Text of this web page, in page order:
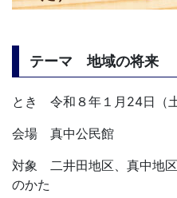
テーマ 地域の将来
とき 令和８年１月24日（
会場 真中公民館
対象 二井田地区、真中地
のかた